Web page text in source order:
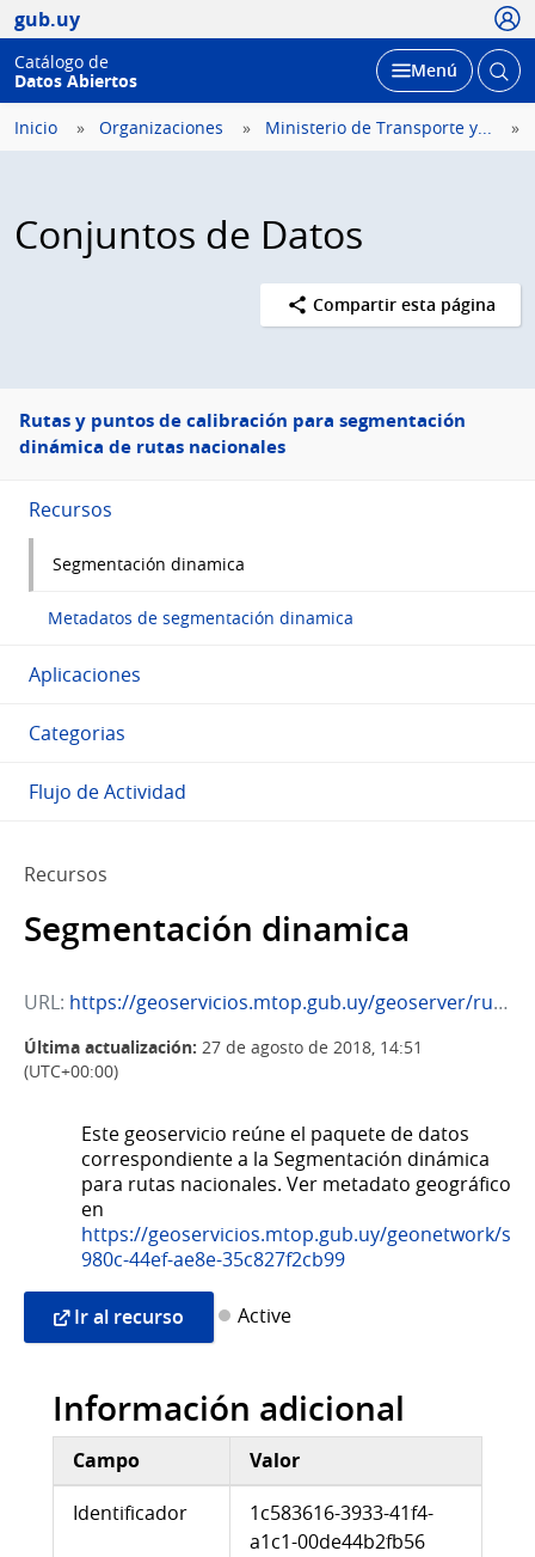
gub.uy
Catálogo de
Datos Abiertos
Desplegar
Menú Abrir
Inicio Organizaciones Ministerio de Transporte y...
Conjuntos de Datos
Compartir esta página
Menú
lateral
Rutas y puntos de calibración para segmentación
dinámica de rutas nacionales
Recursos
Segmentación dinamica
Metadatos de segmentación dinamica
Aplicaciones
Categorias
Flujo de Actividad
Recursos
Segmentación dinamica
URL: https://geoservicios.mtop.gub.uy/geoserver/rutas_SD/ows?service=WFS&request=GetCapabilities
Última actualización: 27 de agosto de 2018, 14:51
(UTC+00:00)
Este geoservicio reúne el paquete de datos
correspondiente a la Segmentación dinámica
para rutas nacionales. Ver metadato geográfico
en
https://geoservicios.mtop.gub.uy/geonetwork/
980c-44ef-ae8e-35c827f2cb99
Ir al recurso Active
Información adicional
Campo
Valor
Identificador
1c583616-3933-41f4-
a1c1-00de44b2fb56